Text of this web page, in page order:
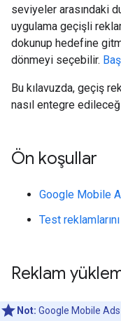
seviyeler arasındaki
uygulama geçişli
dokunup hedefine
dönmeyi seçebilir.
Bu kılavuzda, geçiş
nasıl entegre
Ön koşullar
Google Mobile
Test
Reklam
Not: Google Mobile